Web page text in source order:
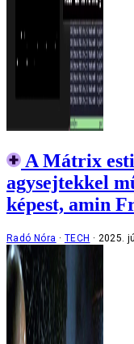
A Mátrix
agysejtekkel
képest, amin
Radó Nóra TECH 2025.